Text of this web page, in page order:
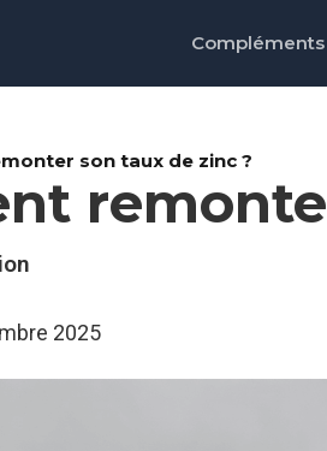
son taux de zinc ?
2025